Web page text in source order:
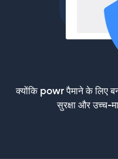
क्योंकि powr पैमाने के लिए
सुरक्षा और उच्च-